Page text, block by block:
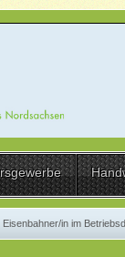
Eisenbahner/in im